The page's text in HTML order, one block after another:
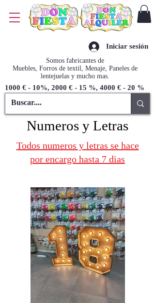
Somos fabricantes de
Muebles, Forros de textil, Menaje, Paneles de
lentejuelas y mucho mas.
1000 € - 10%, 2000 € - 15 %, 4000 € - 20 %
Iniciar sesión
Numeros y Letras
Todos numeros y letras se hace
por encargo hasta 7 dias